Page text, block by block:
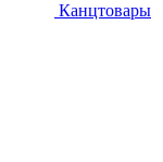
Канцтовары